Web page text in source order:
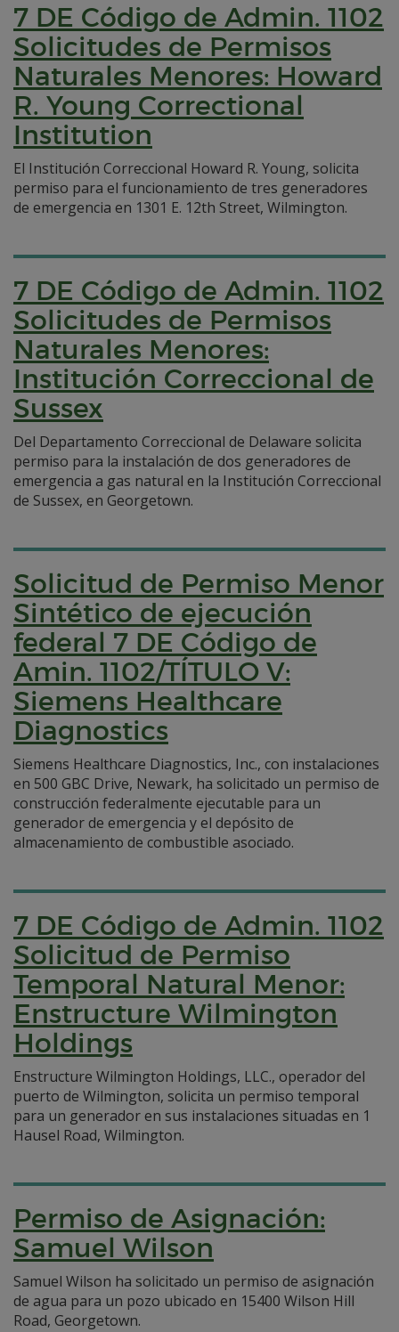
7 DE Código de Admin. 1102
Solicitudes de Permisos
Naturales Menores: Howard
R. Young Correctional
Institution
El Institución Correccional Howard R. Young, solicita
permiso para el funcionamiento de tres generadores
de emergencia en 1301 E. 12th Street, Wilmington.
7 DE Código de Admin. 1102
Solicitudes de Permisos
Naturales Menores:
Institución Correccional de
Sussex
Del Departamento Correccional de Delaware solicita
permiso para la instalación de dos generadores de
emergencia a gas natural en la Institución Correccional
de Sussex, en Georgetown.
Solicitud de Permiso Menor
Sintético de ejecución
federal 7 DE Código de
Amin. 1102/TÍTULO V:
Siemens Healthcare
Diagnostics
Siemens Healthcare Diagnostics, Inc., con instalaciones
en 500 GBC Drive, Newark, ha solicitado un permiso de
construcción federalmente ejecutable para un
generador de emergencia y el depósito de
almacenamiento de combustible asociado.
7 DE Código de Admin. 1102
Solicitud de Permiso
Temporal Natural Menor:
Enstructure Wilmington
Holdings
Enstructure Wilmington Holdings, LLC., operador del
puerto de Wilmington, solicita un permiso temporal
para un generador en sus instalaciones situadas en 1
Hausel Road, Wilmington.
Permiso de Asignación:
Samuel Wilson
Samuel Wilson ha solicitado un permiso de asignación
de agua para un pozo ubicado en 15400 Wilson Hill
Road, Georgetown.